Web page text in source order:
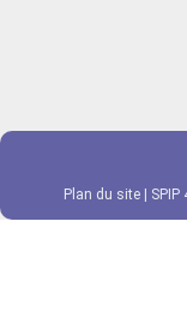
Plan du site SPIP